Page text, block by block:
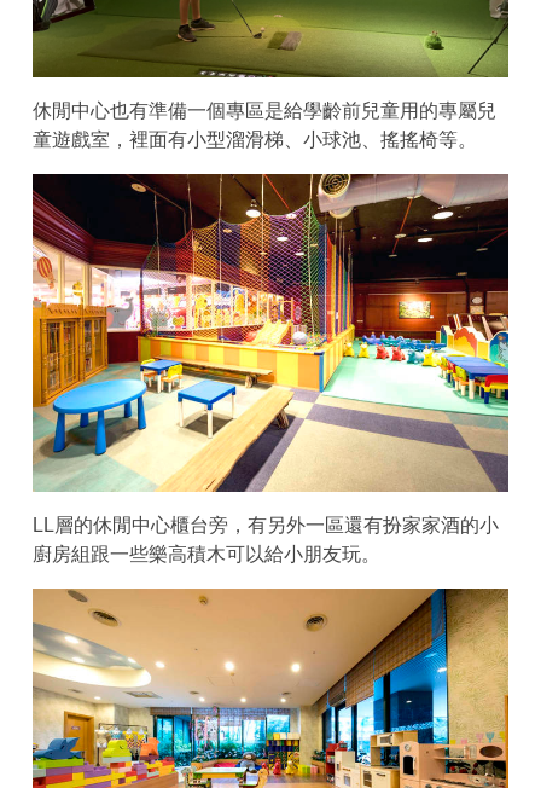
休閒中心也有準備一個專區是給學齡前兒童用的專屬兒
童遊戲室，裡面有小型溜滑梯、小球池、搖搖椅等。
LL層的休閒中心櫃台旁，有另外一區還有扮家家酒的小
廚房組跟一些樂高積木可以給小朋友玩。